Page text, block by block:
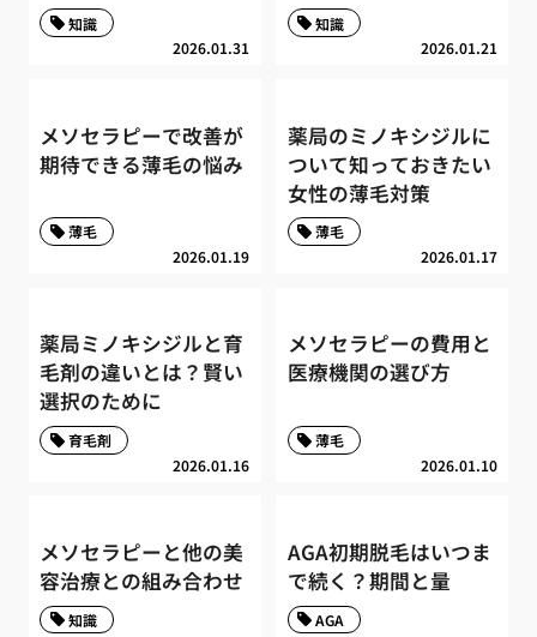
2026.01.31
知識
2026.01.21
知識
メソセラピーで改善が
期待できる薄毛の悩み
2026.01.19
薄毛
薬局のミノキシジルに
ついて知っておきたい
女性の薄毛対策
2026.01.17
薄毛
薬局ミノキシジルと育
毛剤の違いとは？賢い
選択のために
2026.01.16
育毛剤
メソセラピーの費用と
医療機関の選び方
2026.01.10
薄毛
メソセラピーと他の美
容治療との組み合わせ
知識
AGA初期脱毛はいつま
で続く？期間と量
AGA